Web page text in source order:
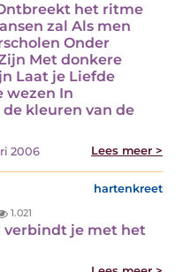
het ritme
zal Als men
Onder
Met donkere
Laat je Liefde
wezen In
kleuren van de
2006 Lees meer >
hartenkreet
1.021
je met het